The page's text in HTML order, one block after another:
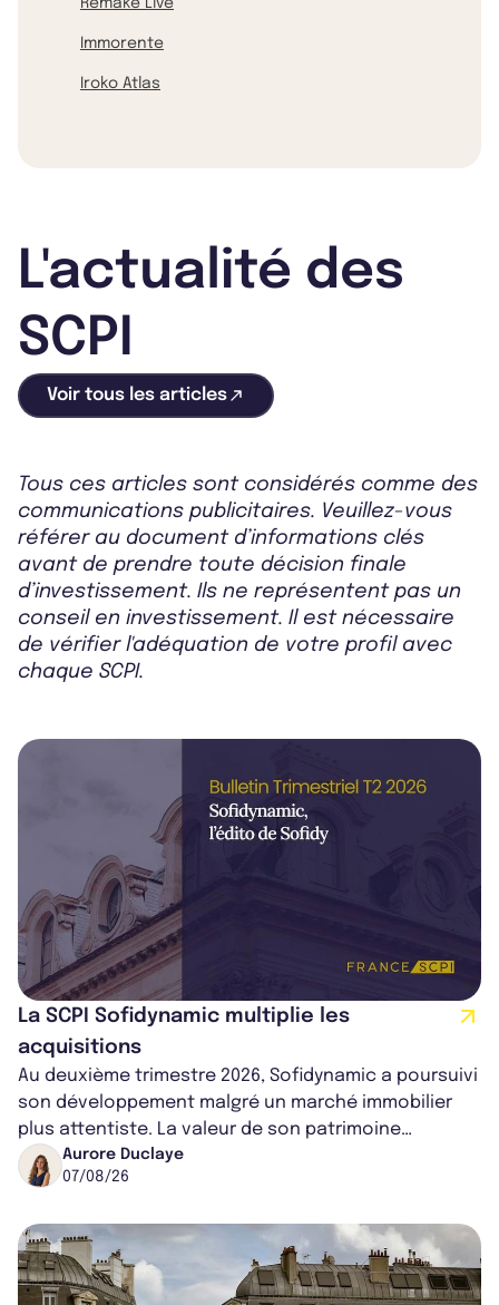
Remake Live
Immorente
Iroko Atlas
L'actualité des
SCPI
Voir tous les articles
Tous ces articles sont considérés comme des
communications publicitaires. Veuillez-vous
référer au document d’informations clés
avant de prendre toute décision finale
d’investissement. Ils ne représentent pas un
conseil en investissement. Il est nécessaire
de vérifier l'adéquation de votre profil avec
chaque SCPI.
La SCPI Sofidynamic multiplie les
acquisitions
Au deuxième trimestre 2026, Sofidynamic a poursuivi
son développement malgré un marché immobilier
plus attentiste. La valeur de son patrimoine
progresse de 3,8% à périmètre constan...
Aurore Duclaye
07/08/26